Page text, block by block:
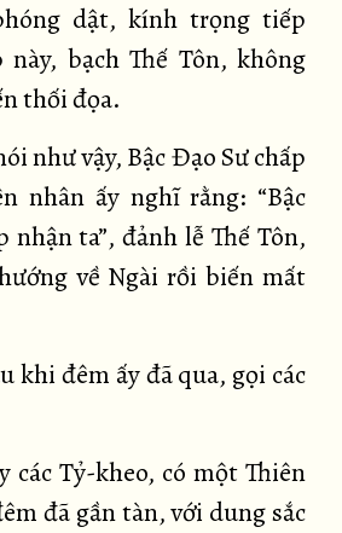
dật, kính trọng tiếp
bạch Thế Tôn, không
thối đọa.
như vậy, Bậc Đạo Sư chấp
nhân ấy nghĩ rằng: “Bậc
nhận ta”, đảnh lễ Thế Tôn,
về Ngài rồi biến mất
khi đêm ấy đã qua, gọi các
Tỷ-kheo, có một Thiên
đã gần tàn, với dung sắc